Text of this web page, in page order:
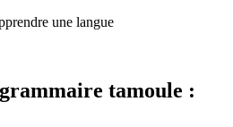
une langue
tamoule :